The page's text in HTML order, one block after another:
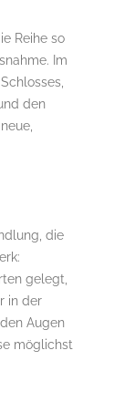
Reihe so
Im
den
die
gelegt,
in der
Augen
möglichst